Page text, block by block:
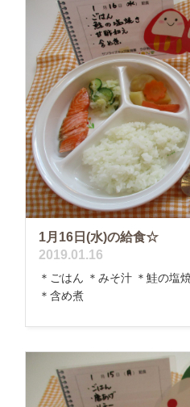
1月16日(水)の給食☆
2019.01.16
＊ごはん ＊みそ汁 ＊鮭の塩
＊含め煮